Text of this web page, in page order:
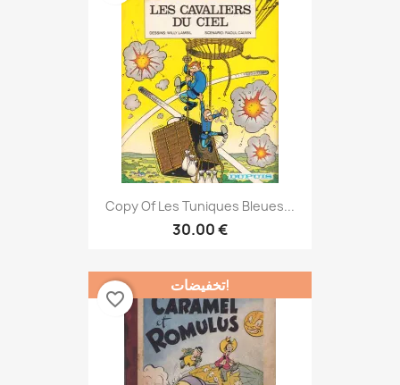
Copy Of Les Tuniques Bleues...
30.00 €
تخفيضات!
favorite_border